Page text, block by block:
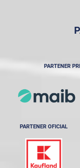
PARTENER
PARTENER OFICIAL